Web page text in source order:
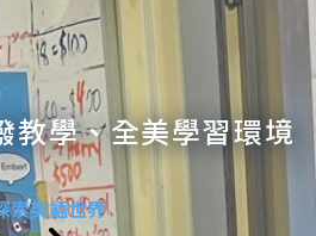
教學、全美學習環境
索英語世界